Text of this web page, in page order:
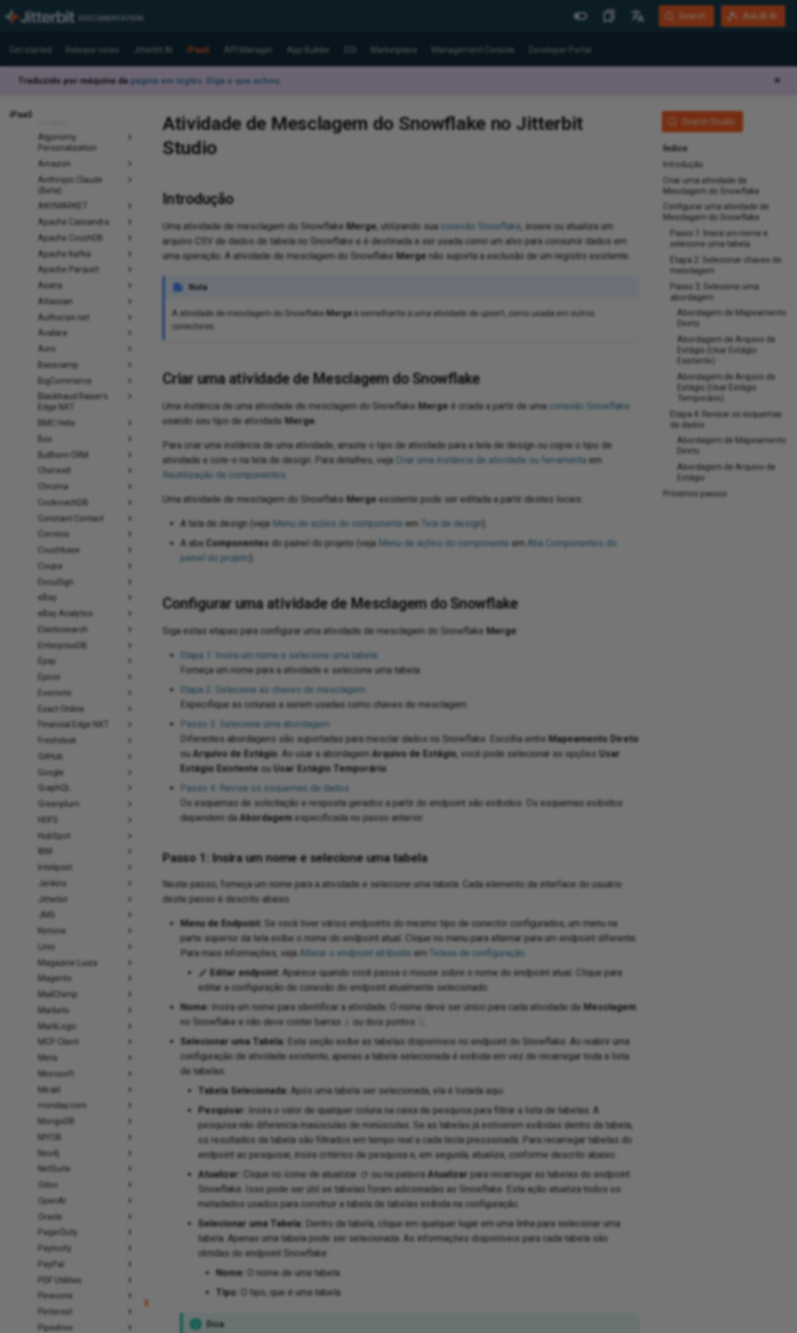
Mais Sites
Jitterbit Website
Developer Portal
Harmony Login
English
Search AskJB AI
Get started Release notes Jitterbit AI iPaaS API Manager App Builder Marketplace Management Console Developer Portal
Traduzido por máquina da página em inglês Diga o que achou ✕
iPaaS
Application connectors
Act! CRM
Algonomy
Personalization
Amazon
Anthropic Claude
(Beta)
ANYMARKET
Apache Cassandra
Apache CouchDB
Apache Kafka
Apache Parquet
Asana
Atlassian
Authorize.net
Avalara
Avro
Basecamp
BigCommerce
Blackbaud Raiser's
Edge NXT
BMC Helix
Box
Bullhorn CRM
Cherwell
Chroma
CockroachDB
Constant Contact
Correios
Couchbase
Coupa
DocuSign
eBay
eBay Analytics
Elasticsearch
EnterpriseDB
Epay
Epicor
Evernote
Exact Online
Financial Edge NXT
Freshdesk
GitHub
Google
GraphQL
Greenplum
HubSpot
IBM
Intelipost
Jenkins
Jitterbit
JMS
Kintone
Linio
Magazine Luiza
Magento
MailChimp
Marketo
MarkLogic
MCP Client
Meta
Microsoft
Mirakl
monday.com
MongoDB
MYOB
Neo4j
NetSuite
Odoo
OpenAI
Oracle
PagerDuty
Paylocity
PayPal
PDF Utilities
Pinecone
Pinterest
Pipedrive
Search Studio
Índice
Introdução
Criar uma atividade de
Mesclagem do Snowflake
Configurar uma atividade de
Mesclagem do Snowflake
Passo 1: Insira um nome e
selecione uma tabela
Etapa 2: Selecionar chaves de
mesclagem
Passo 3: Selecione uma
abordagem
Abordagem de Mapeamento
Direto
Abordagem de Arquivo de
Estágio (Usar Estágio
Existente)
Abordagem de Arquivo de
Estágio (Usar Estágio
Temporário)
Etapa 4: Revisar os esquemas
de dados
Abordagem de Mapeamento
Direto
Abordagem de Arquivo de
Estágio
Próximos passos
Atividade de Mesclagem do Snowflake no Jitterbit
Studio
Introdução
Uma atividade de mesclagem do Snowflake Merge , utilizando sua conexão Snowflake , insere ou atualiza um
arquivo CSV de dados de tabela no Snowflake e é destinada a ser usada como um alvo para consumir dados em
uma operação. A atividade de mesclagem do Snowflake Merge não suporta a exclusão de um registro existente.
Nota
A atividade de mesclagem do Snowflake Merge é semelhante a uma atividade de upsert, como usada em outros
conectores.
Criar uma atividade de Mesclagem do Snowflake
Uma instância de uma atividade de mesclagem do Snowflake Merge é criada a partir de uma conexão Snowflake
usando seu tipo de atividade Merge
Para criar uma instância de uma atividade, arraste o tipo de atividade para a tela de design ou copie o tipo de
atividade e cole-o na tela de design. Para detalhes, veja
Criar uma instância de atividade ou ferramenta em
Reutilização de componentes
Uma atividade de mesclagem do Snowflake Merge existente pode ser editada a partir destes locais:
A tela de design (veja Menu de ações do componente em Tela de design
A aba Componentes do painel do projeto (veja Menu de ações do componente em Aba Componentes do
painel do projeto
Configurar uma atividade de Mesclagem do Snowflake
Siga estas etapas para configurar uma atividade de mesclagem do Snowflake Merge
Etapa 1: Insira um nome e selecione uma tabela
Forneça um nome para a atividade e selecione uma tabela.
Etapa 2: Selecione as chaves de mesclagem
Especifique as colunas a serem usadas como chaves de mesclagem.
Passo 3: Selecione uma abordagem
Diferentes abordagens são suportadas para mesclar dados no Snowflake. Escolha entre Mapeamento Direto
ou Arquivo de Estágio . Ao usar a abordagem Arquivo de Estágio, você pode selecionar as opções Usar
Estágio Existente ou Usar Estágio Temporário
Passo 4: Revise os esquemas de dados
Os esquemas de solicitação e resposta gerados a partir do endpoint são exibidos. Os esquemas exibidos
dependem da Abordagem especificada no passo anterior.
Passo 1: Insira um nome e selecione uma tabela
Neste passo, forneça um nome para a atividade e selecione uma tabela. Cada elemento da interface do usuário
deste passo é descrito abaixo.
Menu de Endpoint:
Se você tiver vários endpoints do mesmo tipo de conector configurados, um menu na
parte superior da tela exibe o nome do endpoint atual. Clique no menu para alternar para um endpoint diferente.
Para mais informações, veja Alterar o endpoint atribuído em Telasa de configuração
Editar endpoint: Aparece quando você passa o mouse sobre o nome do endpoint atual. Clique para
editar a configuração de conexão do endpoint atualmente selecionado.
Nome: Insira um nome para identificar a atividade. O nome deve ser único para cada atividade de Mesclagem
no Snowflake e não deve conter barras
ou dois pontos
Selecionar uma Tabela:
Esta seção exibe as tabelas disponíveis no endpoint do Snowflake. Ao reabrir uma
configuração de atividade existente, apenas a tabela selecionada é exibida em vez de recarregar toda a lista
de tabelas.
Tabela Selecionada: Após uma tabela ser selecionada, ela é listada aqui.
Pesquisar:
Insira o valor de qualquer coluna na caixa de pesquisa para filtrar a lista de tabelas. A
pesquisa não diferencia maiúsculas de minúsculas. Se as tabelas já estiverem exibidas dentro da tabela,
os resultados da tabela são filtrados em tempo real a cada tecla pressionada. Para recarregar tabelas do
endpoint ao pesquisar, insira critérios de pesquisa e, em seguida, atualize, conforme descrito abaixo.
Atualizar:
Clique no ícone de atualizar ou na palavra Atualizar para recarregar as tabelas do endpoint
Snowflake. Isso pode ser útil se tabelas foram adicionadas ao Snowflake. Esta ação atualiza todos os
metadados usados para construir a tabela de tabelas exibida na configuração.
Selecionar uma Tabela:
Dentro da tabela, clique em qualquer lugar em uma linha para selecionar uma
tabela. Apenas uma tabela pode ser selecionada. As informações disponíveis para cada tabela são
obtidas do endpoint Snowflake:
Nome:
O nome de uma tabela.
Tipo:
O tipo, que é uma tabela.
Dica